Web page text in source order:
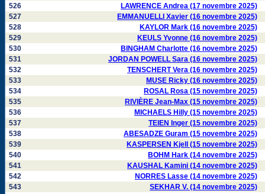
526
LAWRENCE Andrea (17 novembre 2025)
527
EMMANUELLI Xavier (16 novembre 2025)
528
KAYLOR Mark (16 novembre 2025)
529
KEULS Yvonne (16 novembre 2025)
530
BINGHAM Charlotte (16 novembre 2025)
531
JORDAN POWELL Sara (16 novembre 2025)
532
TENSCHERT Vera (16 novembre 2025)
533
MUSE Ricky (16 novembre 2025)
534
ROSAL Rosa (15 novembre 2025)
535
RIVIÈRE Jean-Max (15 novembre 2025)
536
MICHAELS Hilly (15 novembre 2025)
537
TEIEN Inger (15 novembre 2025)
538
ABESADZE Guram (15 novembre 2025)
539
KASPERSEN Kjell (15 novembre 2025)
540
BOHM Hark (14 novembre 2025)
541
KAUSHAL Kamini (14 novembre 2025)
542
NORRES Lasse (14 novembre 2025)
543
SEKHAR V. (14 novembre 2025)